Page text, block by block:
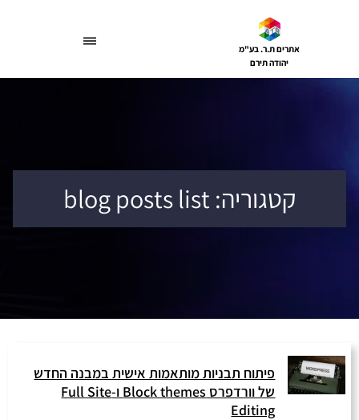
אתרים ת.ר. בע"מ
יהודה תירם
קטגוריה: blog posts list
פיתוח תבניות מותאמות אישית במבנה החדש
של וורדפרס Block themes ו-Full Site
Editing